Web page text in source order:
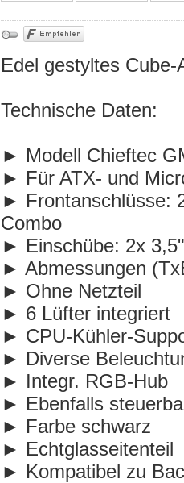
Edel gestyltes
Technische Daten:
► Modell Chieftec
► Für ATX- und
► Frontanschlüsse:
Combo
► Einschübe: 2x
► Abmessungen
► Ohne Netzteil
► 6 Lüfter integriert
► CPU-Kühler-
► Diverse
► Integr. RGB-Hub
► Ebenfalls
► Farbe schwarz
► Echtglasseitenteil
► Kompatibel zu